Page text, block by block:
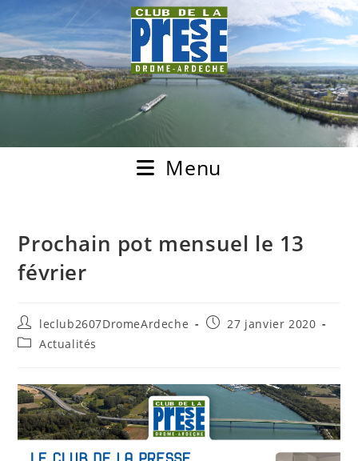
Menu
Prochain pot mensuel le 13
février
leclub2607DromeArdeche
27 janvier 2020
Actualités